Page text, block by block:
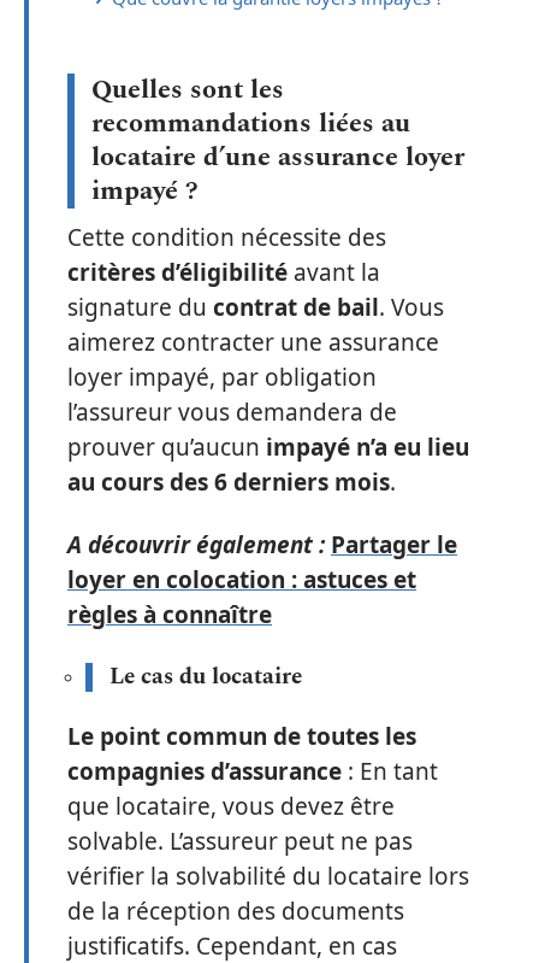
Quelles sont les
recommandations liées au
locataire d’une assurance loyer
impayé ?
Cette condition nécessite des
critères d’éligibilité avant la
signature du contrat de bail. Vous
aimerez contracter une assurance
loyer impayé, par obligation
l’assureur vous demandera de
prouver qu’aucun impayé n’a eu lieu
au cours des 6 derniers mois.
A découvrir également : Partager le
loyer en colocation : astuces et
règles à connaître
Le cas du locataire
Le point commun de toutes les
compagnies d’assurance : En tant
que locataire, vous devez être
solvable. L’assureur peut ne pas
vérifier la solvabilité du locataire lors
de la réception des documents
justificatifs. Cependant, en cas